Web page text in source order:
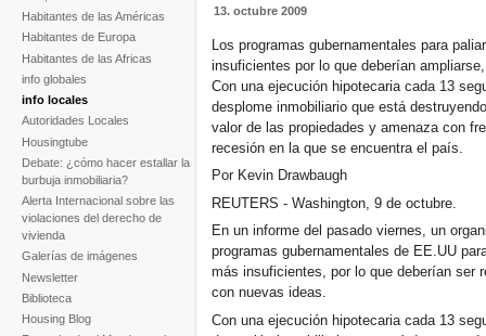
Habitantes de las Américas
Habitantes de Europa
Habitantes de las Africas
info globales
info locales
Autoridades Locales
Housingtube
Debate: ¿cómo hacer estallar la
burbuja inmobiliaria?
Alerta Internacional sobre las
violaciones del derecho de
vivienda
Galerías de imágenes
Newsletter
Biblioteca
Housing Blog
13. octubre 2009
Los programas gubernamentales para
insuficientes por lo que deberían
Con una ejecución hipotecaria cada 13
desplome inmobiliario que está
valor de las propiedades y amenaza con
recesión en la que se encuentra el país.
Por Kevin Drawbaugh
REUTERS - Washington, 9 de octubre.
En un informe del pasado viernes, un
programas gubernamentales de EE.UU
más insuficientes, por lo que deberían ser
con nuevas ideas.
Con una ejecución hipotecaria cada 13